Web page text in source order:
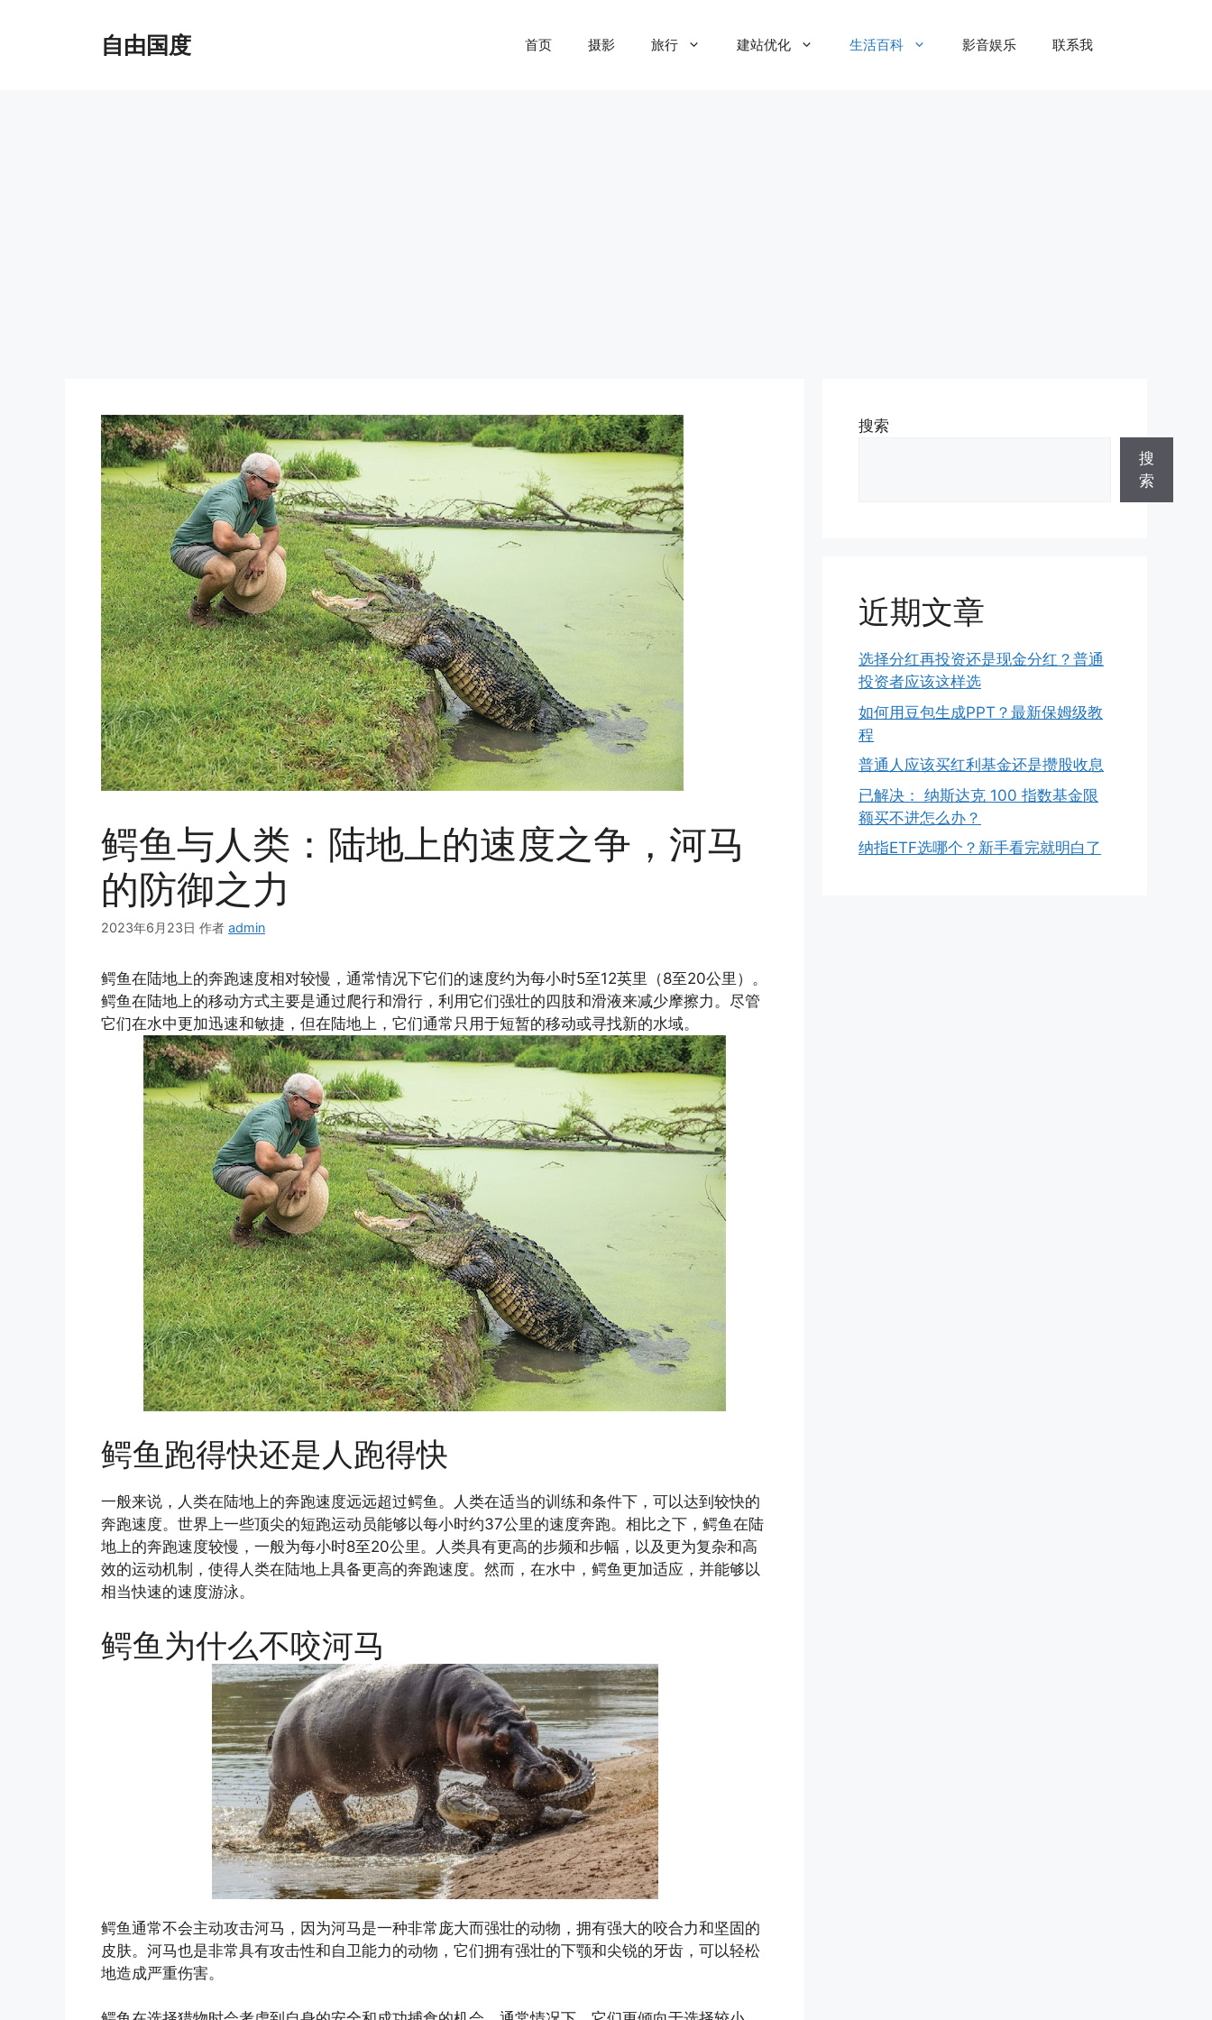
自由国度 首页 摄影 旅行 建站优化 生活百科 影音娱乐 联系我
鳄鱼与人类：陆地上的速度之争，河马
的防御之力
2023年6月23日 作者 admin
鳄鱼在陆地上的奔跑速度相对较慢，通常情况下它们的速度约为每小时5至12英里（8至20公里）。
鳄鱼在陆地上的移动方式主要是通过爬行和滑行，利用它们强壮的四肢和滑液来减少摩擦力。尽管
它们在水中更加迅速和敏捷，但在陆地上，它们通常只用于短暂的移动或寻找新的水域。
鳄鱼跑得快还是人跑得快
一般来说，人类在陆地上的奔跑速度远远超过鳄鱼。人类在适当的训练和条件下，可以达到较快的
奔跑速度。世界上一些顶尖的短跑运动员能够以每小时约37公里的速度奔跑。相比之下，鳄鱼在陆
地上的奔跑速度较慢，一般为每小时8至20公里。人类具有更高的步频和步幅，以及更为复杂和高
效的运动机制，使得人类在陆地上具备更高的奔跑速度。然而，在水中，鳄鱼更加适应，并能够以
相当快速的速度游泳。
鳄鱼为什么不咬河马
鳄鱼通常不会主动攻击河马，因为河马是一种非常庞大而强壮的动物，拥有强大的咬合力和坚固的
皮肤。河马也是非常具有攻击性和自卫能力的动物，它们拥有强壮的下颚和尖锐的牙齿，可以轻松
地造成严重伤害。
搜索
搜
索
近期文章
选择分红再投资还是现金分红？普通
投资者应该这样选
如何用豆包生成PPT？最新保姆级教
程
普通人应该买红利基金还是攒股收息
已解决： 纳斯达克 100 指数基金限
额买不进怎么办？
纳指ETF选哪个？新手看完就明白了